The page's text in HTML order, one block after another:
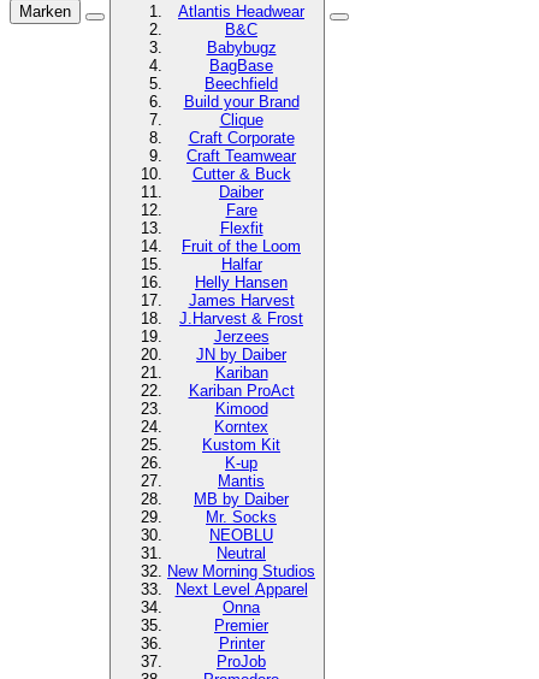
Marken
Atlantis Headwear
B&C
Babybugz
BagBase
Beechfield
Build your Brand
Clique
Craft Corporate
Craft Teamwear
Cutter & Buck
Daiber
Fare
Flexfit
Fruit of the Loom
Halfar
Helly Hansen
James Harvest
J.Harvest & Frost
Jerzees
JN by Daiber
Kariban
Kariban ProAct
Kimood
Korntex
Kustom Kit
K-up
Mantis
MB by Daiber
Mr. Socks
NEOBLU
Neutral
New Morning Studios
Next Level Apparel
Onna
Premier
Printer
ProJob